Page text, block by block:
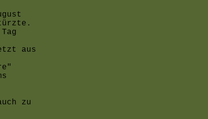
aus
zu